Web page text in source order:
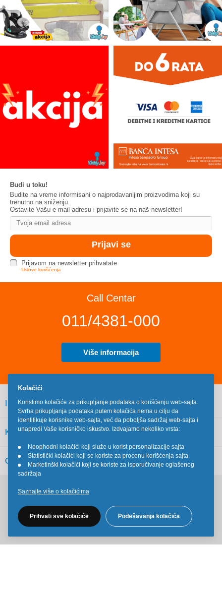
Budi u toku!
Budite na vreme informisani o najprodavanijim proizvodima koji su
trenutno na sniženju.
Ostavite Vašu e-mail adresu i prijavite se na naš newsletter!
Prijavom na newsletter prihvatate
Uslove korišćenja
Call Centar
011/4381-000
Više informacija
INFORMACIJE
KORISNIČKI SERVIS
OSTALO
Kolačići
Koristimo kolačiće za prikupljanje podataka o korišćenju web-sajta.
Svrha prikupljanja podataka putem kolačića nema u cilju da
identifikuje korisnike web-sajta, već da poboljša sadržaj web-sajta i
unapredi Vaše korisničko iskustvo. Izdvajamo nekoliko vrsta:
•
Neophodni kolačići koji služe u korist personalizacije sajta
•
Statistički kolačići koji se koriste za procenu korišćenja sajta
•
Marketinški kolačići koji se koriste za isporučivanje oglašenog
sadržaja
Saznajte više o kolačićima
Prihvati sve kolačiće Podešavanja kolačića